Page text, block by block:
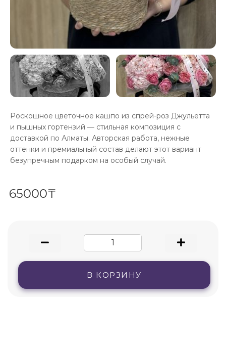
Роскошное цветочное кашпо из спрей-роз Джульетта
и пышных гортензий — стильная композиция с
доставкой по Алматы. Авторская работа, нежные
оттенки и премиальный состав делают этот вариант
безупречным подарком на особый случай.
65000₸
В КОРЗИНУ